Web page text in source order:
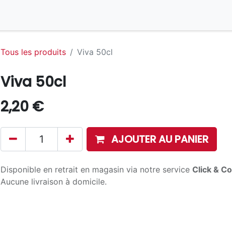
Tous les produits Viva 50cl
Viva 50cl
2,20 €
AJOUTER AU PANIER
Disponible en retrait en magasin via notre service Click &
Aucune livraison à domicile.